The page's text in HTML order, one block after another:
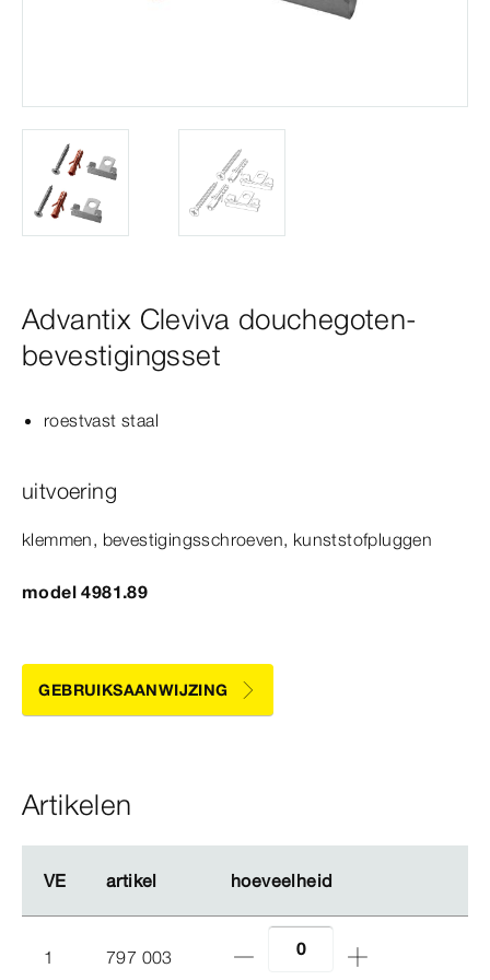
Advantix Cleviva douchegoten-
bevestigingsset
roestvast staal
uitvoering
klemmen, bevestigingsschroeven, kunststofpluggen
model 4981.89
GEBRUIKSAANWIJZING
Artikelen
VE artikel hoeveelheid
VE artikel hoeveelheid
1 797 003